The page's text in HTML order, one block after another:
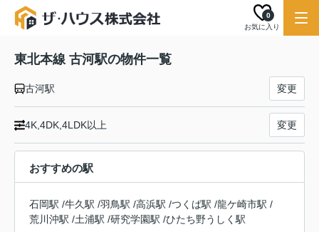
お気に入り
0
東北本線 古河駅の物件一覧
古河駅 変更
4K,4DK,4LDK以上 変更
おすすめの駅
石岡駅 /牛久駅 /羽鳥駅 /高浜駅 /つくば駅 /龍ケ崎市駅 /
荒川沖駅 /土浦駅 /研究学園駅 /ひたち野うしく駅